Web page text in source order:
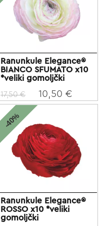
Ranunkule Elegance®
BIANCO SFUMATO x10
*veliki gomoljčki
17,50 € 10,50 €
-40%
Ranunkule Elegance®
ROSSO x10 *veliki
gomoljčki